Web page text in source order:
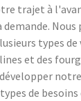
trajet à
Nous
types de
et des
de besoins